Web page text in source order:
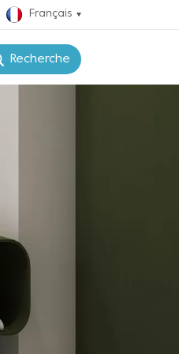
Français
Recherche